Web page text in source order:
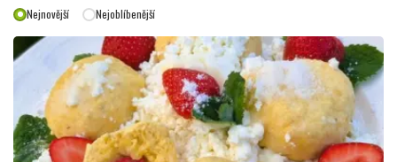
Nejnovější Nejoblíbenější